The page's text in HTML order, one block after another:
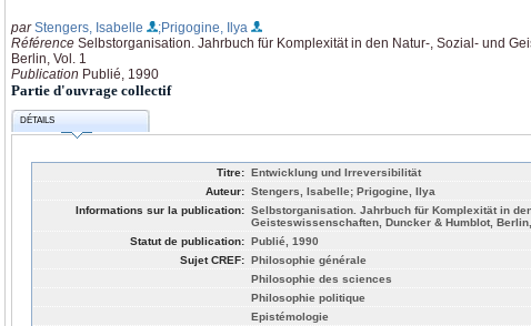
parStengers, Isabelle
;Prigogine, Ilya
Référence Selbstorganisation. Jahrbuch für Komplexität in den Natur-, Sozial- und
Berlin, Vol. 1
Publication Publié, 1990
Partie d'ouvrage collectif
DÉTAILS
Titre: Entwicklung und Irreversibilität
Auteur: Stengers, Isabelle; Prigogine, Ilya
Informations sur la publication: Selbstorganisation. Jahrbuch für Komplexität in
Geisteswissenschaften, Duncker & Humblot, Berlin,
Statut de publication: Publié, 1990
Sujet CREF: Philosophie générale
Philosophie des sciences
Philosophie politique
Epistémologie